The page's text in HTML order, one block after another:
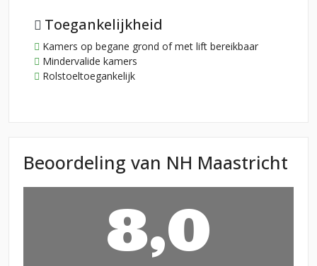
Toegankelijkheid
Kamers op begane grond of met lift bereikbaar
Mindervalide kamers
Rolstoeltoegankelijk
Beoordeling van NH Maastricht
8,0